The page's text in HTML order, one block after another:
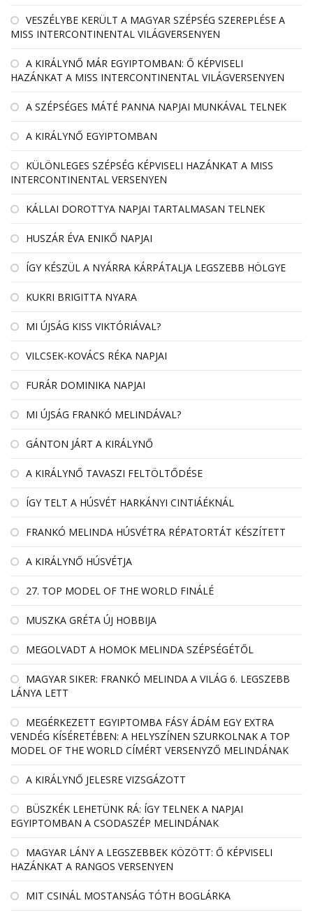
VESZÉLYBE KERÜLT A MAGYAR SZÉPSÉG SZEREPLÉSE A
MISS INTERCONTINENTAL VILÁGVERSENYEN
A KIRÁLYNŐ MÁR EGYIPTOMBAN: Ő KÉPVISELI
HAZÁNKAT A MISS INTERCONTINENTAL VILÁGVERSENYEN
A SZÉPSÉGES MÁTÉ PANNA NAPJAI MUNKÁVAL TELNEK
A KIRÁLYNŐ EGYIPTOMBAN
KÜLÖNLEGES SZÉPSÉG KÉPVISELI HAZÁNKAT A MISS
INTERCONTINENTAL VERSENYEN
KÁLLAI DOROTTYA NAPJAI TARTALMASAN TELNEK
HUSZÁR ÉVA ENIKŐ NAPJAI
ÍGY KÉSZÜL A NYÁRRA KÁRPÁTALJA LEGSZEBB HÖLGYE
KUKRI BRIGITTA NYARA
MI ÚJSÁG KISS VIKTÓRIÁVAL?
VILCSEK-KOVÁCS RÉKA NAPJAI
FURÁR DOMINIKA NAPJAI
MI ÚJSÁG FRANKÓ MELINDÁVAL?
GÁNTON JÁRT A KIRÁLYNŐ
A KIRÁLYNŐ TAVASZI FELTÖLTŐDÉSE
ÍGY TELT A HÚSVÉT HARKÁNYI CINTIÁÉKNÁL
FRANKÓ MELINDA HÚSVÉTRA RÉPATORTÁT KÉSZÍTETT
A KIRÁLYNŐ HÚSVÉTJA
27. TOP MODEL OF THE WORLD FINÁLÉ
MUSZKA GRÉTA ÚJ HOBBIJA
MEGOLVADT A HOMOK MELINDA SZÉPSÉGÉTŐL
MAGYAR SIKER: FRANKÓ MELINDA A VILÁG 6. LEGSZEBB
LÁNYA LETT
MEGÉRKEZETT EGYIPTOMBA FÁSY ÁDÁM EGY EXTRA
VENDÉG KÍSÉRETÉBEN: A HELYSZÍNEN SZURKOLNAK A TOP
MODEL OF THE WORLD CÍMÉRT VERSENYZŐ MELINDÁNAK
A KIRÁLYNŐ JELESRE VIZSGÁZOTT
BÜSZKÉK LEHETÜNK RÁ: ÍGY TELNEK A NAPJAI
EGYIPTOMBAN A CSODASZÉP MELINDÁNAK
MAGYAR LÁNY A LEGSZEBBEK KÖZÖTT: Ő KÉPVISELI
HAZÁNKAT A RANGOS VERSENYEN
MIT CSINÁL MOSTANSÁG TÓTH BOGLÁRKA